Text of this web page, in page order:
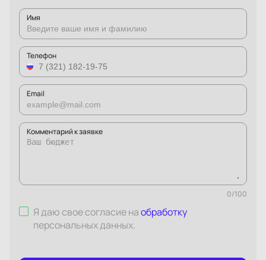
Имя
Телефон
Email
Комментарий к заявке
0/100
Я даю свое согласие наобработку
персональных данных.